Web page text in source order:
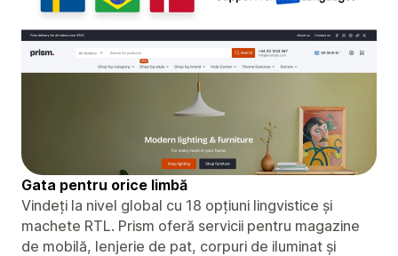
Gata pentru orice limbă
Vindeți la nivel global cu 18 opțiuni lingvistice și
machete RTL. Prism oferă servicii pentru magazine
de mobilă, lenjerie de pat, corpuri de iluminat și